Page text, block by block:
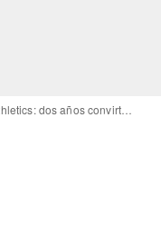
Blue Banana Athletics: dos años convirtiendo deporte y comunidad en ventaja competitiva